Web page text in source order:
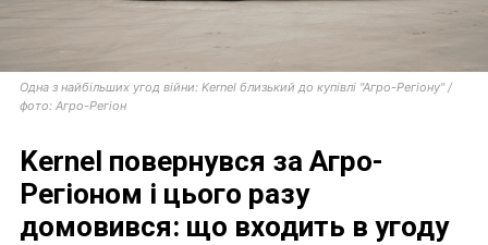
Одна з найбільших угод війни: Kernel близький до купівлі "Агро-Регіону" /
фото: Агро-Регіон
Kernel повернувся за Агро-
Регіоном і цього разу
домовився: що входить в угоду